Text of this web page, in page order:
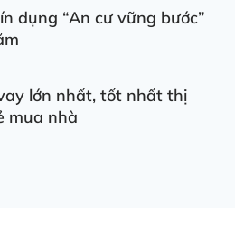
dụng “An cư vững bước”
lớn nhất, tốt nhất thị
mua nhà